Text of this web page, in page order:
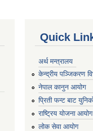
Quick
अर्थ मन्त्रालय
केन्द्रीय पञ्जिकरण
नेपाल कानुन आयोग
प्रिती फन्ट बाट
राष्ट्रिय योजना आयोग
लोक सेवा आयोग